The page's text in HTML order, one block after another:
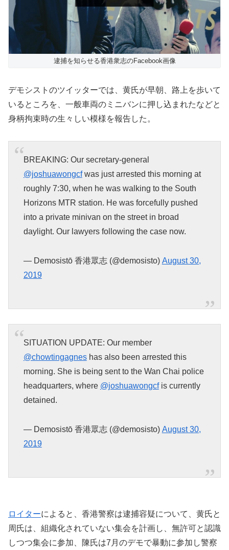
逮捕を知らせる香港衆志のFacebook画像
デモシストのツイッターでは、黄氏が早朝、路上を歩いて
いるところを、一般車両のミニバンに押し込まれたなどと
身柄拘束時の生々しい模様を報告した。
BREAKING: Our secretary-general
@joshuawongcfwas just arrested this morning at
roughly 7:30, when he was walking to the South
Horizons MTR station. He was forcefully pushed
into a private minivan on the street in broad
daylight. Our lawyers following the case now.
— Demosistō 香港眾志 (@demosisto) August 30,
2019
SITUATION UPDATE: Our member
@chowtingagneshas also been arrested this
morning. She is being sent to the Wan Chai police
headquarters, where @joshuawongcfis currently
detained.
— Demosistō 香港眾志 (@demosisto) August 30,
2019
ロイターによると、香港警察は逮捕容疑について、黄氏と
周氏は、組織化されていない集会を計画し、無許可と認識
しつつ集会に参加、陳氏は7月のデモで暴動に参加し警察